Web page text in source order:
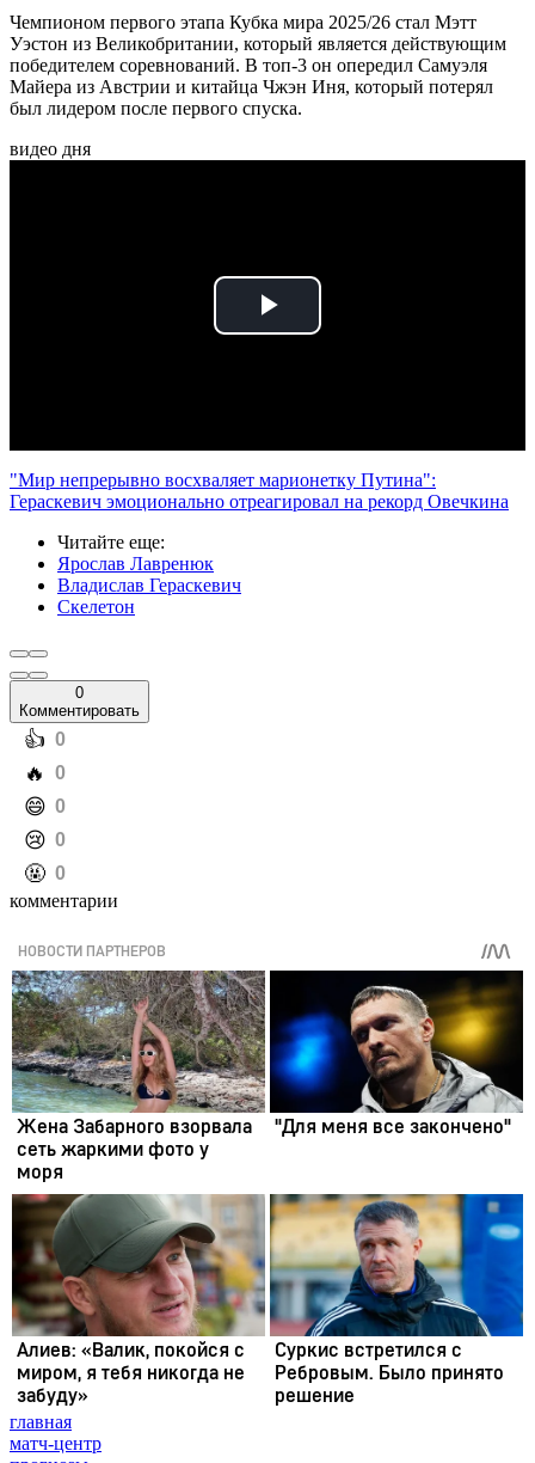
Чемпионом первого этапа Кубка мира 2025/26 стал Мэтт
Уэстон из Великобритании, который является действующим
победителем соревнований. В топ-3 он опередил Самуэля
Майера из Австрии и китайца Чжэн Иня, который потерял
был лидером после первого спуска.
видео дня
Play
"Мир непрерывно восхваляет марионетку Путина":
Гераскевич эмоционально отреагировал на рекорд Овечкина
Читайте еще:
Ярослав Лавренюк
Владислав Гераскевич
Скелетон
0
Комментировать
️👍 0
️🔥 0
️😄 0
️😢 0
️🤬 0
комментарии
главная
матч-центр